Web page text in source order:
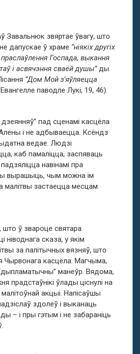
Завальнюк звяртае ўвагу, што
дапускае ў храме “ніякіх другіх
Госпада, выкання
і асвячэння сваёй душы” ды
“Дом Мой з’яўляецца
паводле Лукі, 19, 46).
дзеянняў” пад сценамі касцёла
і не адбываецца. Ксёндз
ведае. Людзі
каб памаліцца, заспяваць
навінамі пра
вырашыць, чым можна ім
малітвы застаецца месцам
ў звароце святара
ніводнага сказа, у якім
за палітычных вязняў, што
касцёла. Магчыма,
манеўр. Вядома,
прадстаўнікі ўлады ціснулі на
акцыі. Напісаўшы
здолеў і выканаць
– і пры гэтым і не забараніць